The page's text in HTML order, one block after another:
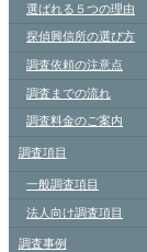
選ばれる５つの理由
探偵興信所の選び方
調査依頼の注意点
調査までの流れ
調査料金のご案内
調査項目
一般調査項目
法人向け調査項目
調査事例